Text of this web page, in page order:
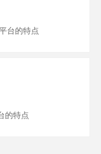
台的特点
的特点